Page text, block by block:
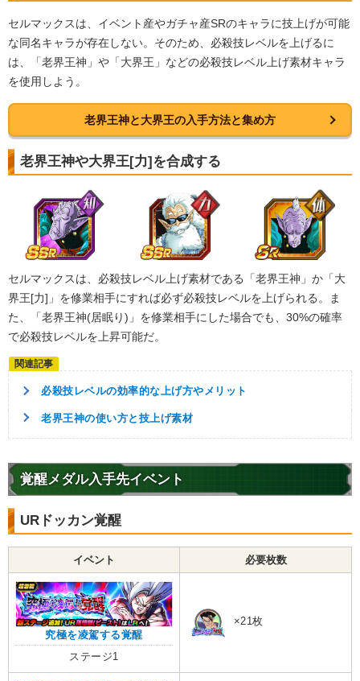
セルマックスは、イベント産やガチャ産SRのキャラに技上げが可能
な同名キャラが存在しない。そのため、必殺技レベルを上げるに
は、「老界王神」や「大界王」などの必殺技レベル上げ素材キャラ
を使用しよう。
老界王神と大界王の入手方法と集め方
老界王神や大界王[力]を合成する
セルマックスは、必殺技レベル上げ素材である「老界王神」か「大
界王[力]」を修業相手にすれば必ず必殺技レベルを上げられる。ま
た、「老界王神(居眠り)」を修業相手にした場合でも、30%の確率
で必殺技レベルを上昇可能だ。
必殺技レベルの効率的な上げ方やメリット
老界王神の使い方と技上げ素材
覚醒メダル入手先イベント
URドッカン覚醒
イベント 必要枚数
究極を凌駕する覚醒
ステージ1
×21枚